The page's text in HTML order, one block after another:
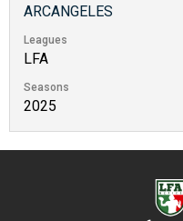
ARCANGELES
Leagues
LFA
Seasons
2025